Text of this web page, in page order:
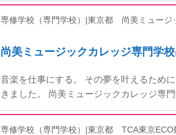
専修学校（専門学校）|東京都 尚美ミュージ
尚美ミュージックカレッジ専門学
音楽を仕事にする。 その夢を叶えるため
きました。 尚美ミュージックカレッジ専
専修学校（専門学校）|東京都 TCA東京